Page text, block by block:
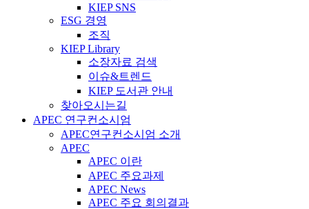
KIEP SNS
ESG 경영
조직
KIEP Library
소장자료 검색
이슈&트렌드
KIEP 도서관 안내
찾아오시는길
APEC 연구컨소시엄
APEC연구컨소시엄 소개
APEC
APEC 이란
APEC 주요과제
APEC News
APEC 주요 회의결과